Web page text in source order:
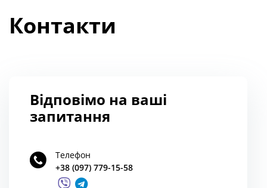
Контакти
Відповімо на ваші
запитання
Телефон
+38 (097) 779-15-58